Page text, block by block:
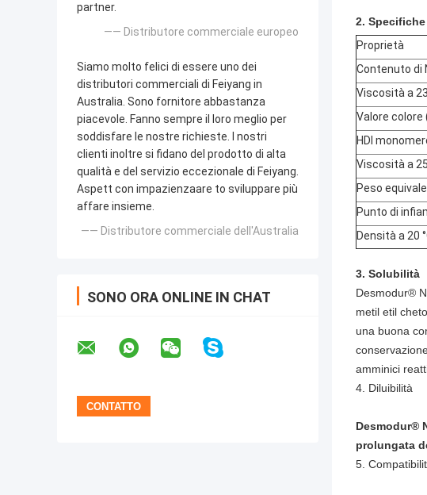
partner.
—— Distributore commerciale europeo
Siamo molto felici di essere uno dei
distributori commerciali di Feiyang in
Australia. Sono fornitore abbastanza
piacevole. Fanno sempre il loro meglio per
soddisfare le nostre richieste. I nostri
clienti inoltre si fidano del prodotto di alta
qualità e del servizio eccezionale di Feiyang.
Aspett con impazienzaare to sviluppare più
affare insieme.
—— Distributore commerciale dell'Australia
SONO ORA ONLINE IN CHAT
2. Specifiche
Proprietà
Contenuto di
Viscosità a
Valore colore
HDI
Viscosità a
Peso
Punto di
Densità a 20
3. Solubilità
Desmodur®
metil etil
una buona
amminici
4. Diluibilità
Desmodur®
prolungata
5.